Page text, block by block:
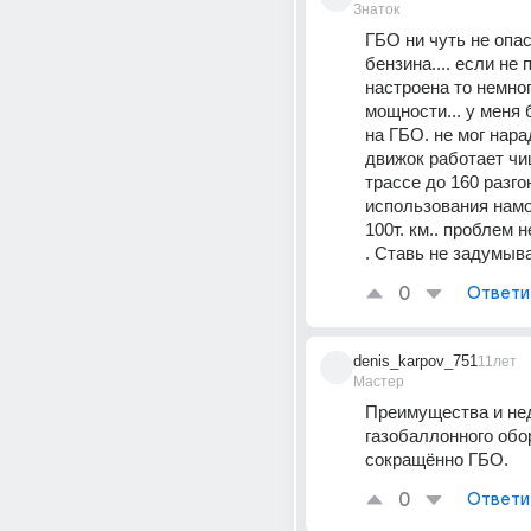
Знаток
ГБО ни чуть не
бензина.... если не
настроена то
мощности... у меня
на ГБО. не мог
движок работает
трассе до 160
использования
100т. км.. проблем
. Ставь не
0
denis_karpov_751
Мастер
11лет
Преимущества и
газобаллонного
сокращённо ГБО.
0